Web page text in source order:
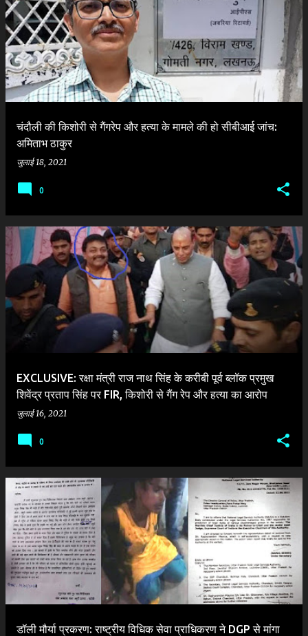
चंदौली की किशोरी से गैंगरेप और हत्या के मामले की हो सीबीआई जांच:
अमिताभ ठाकुर
जुलाई 18, 2021
0
EXCLUSIVE: रक्षा मंत्री राज नाथ सिंह के करीबी पूर्व ब्लॉक प्रमुख
शिवेंद्र प्रताप सिंह पर FIR, किशोरी से गैंग रेप और हत्या का आरोप
जुलाई 16, 2021
0
डॉली मौर्या प्रकरण: राष्ट्रीय विधिक सेवा प्राधिकरण ने DGP से मांगा